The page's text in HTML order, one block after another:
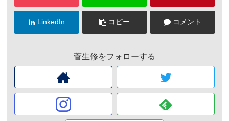
LinkedIn コピー コメント
菅生修をフォローする